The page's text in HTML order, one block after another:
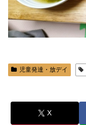
児童発達・放デイ
X